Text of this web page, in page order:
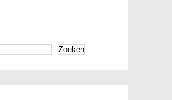
Zoeken